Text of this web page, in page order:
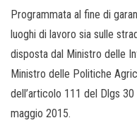
Programmata al fine di
luoghi di lavoro sia sulle
disposta dal Ministro delle
Ministro delle Politiche
dell’articolo 111 del Dlgs
maggio 2015.